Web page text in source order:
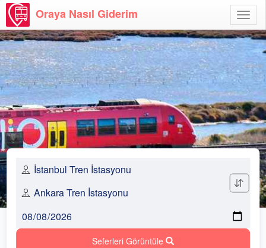
Aç
Oraya Nasıl Giderim
Seferleri Görüntüle